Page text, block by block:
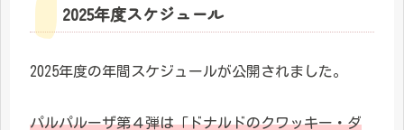
2025年度スケジュール
2025年度の年間スケジュールが公開されました。
パルパルーザ第４弾は「ドナルドのクワッキー・ダ